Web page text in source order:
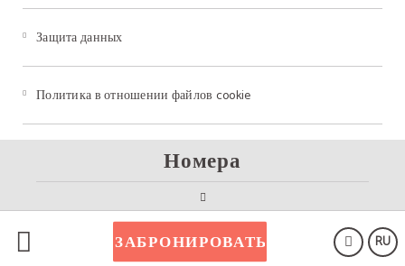
RU
ЗАБРОНИРОВАТЬ
Номера
Защита данных
Политика в отношении файлов cookie
ЮРИДИЧЕСКАЯ СПРАВКА